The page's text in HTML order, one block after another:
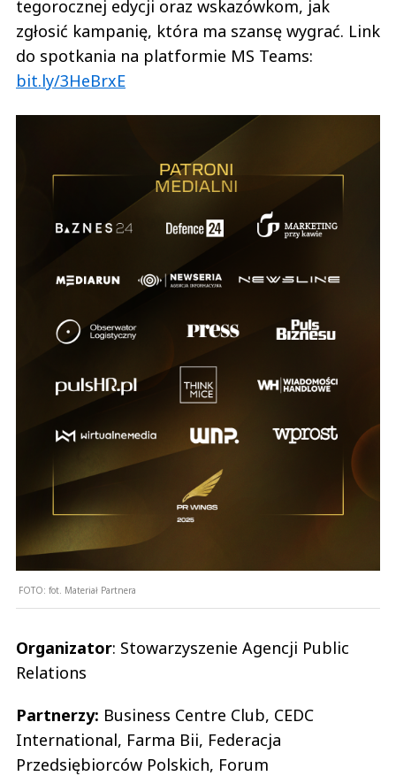
tegorocznej edycji oraz wskazówkom, jak
zgłosić kampanię, która ma szansę wygrać. Link
do spotkania na platformie MS Teams:
bit.ly/3HeBrxE
FOTO: fot. Materiał Partnera
Organizator: Stowarzyszenie Agencji Public
Relations
Partnerzy: Business Centre Club, CEDC
International, Farma Bii, Federacja
Przedsiębiorców Polskich, Forum